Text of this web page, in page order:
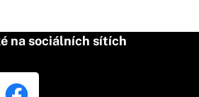
na sociálních sítích